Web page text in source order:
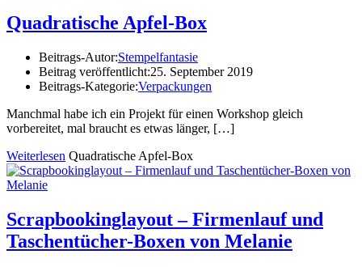
Quadratische Apfel-Box
Beitrags-Autor:Stempelfantasie
Beitrag veröffentlicht:25. September 2019
Beitrags-Kategorie:Verpackungen
Manchmal habe ich ein Projekt für einen Workshop gleich
vorbereitet, mal braucht es etwas länger, […]
Weiterlesen Quadratische Apfel-Box
Scrapbookinglayout – Firmenlauf und
Taschentücher-Boxen von Melanie